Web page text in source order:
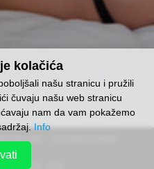
© 2020 - 2026.
kolačića
našu stranicu i pružili
čuvaju našu web stranicu
nam da vam pokažemo
Info